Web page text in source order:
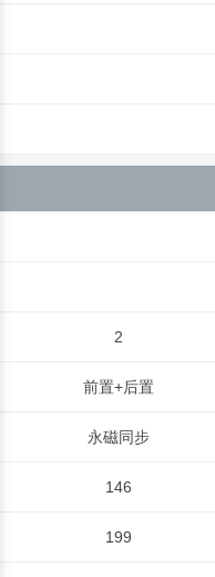
2
前置+后置
永磁同步
146
199